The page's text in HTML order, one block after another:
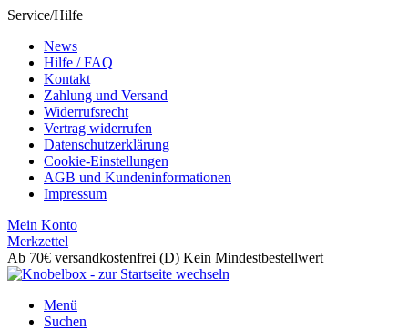
Service/Hilfe
News
Hilfe / FAQ
Kontakt
Zahlung und Versand
Widerrufsrecht
Vertrag widerrufen
Datenschutzerklärung
Cookie-Einstellungen
AGB und Kundeninformationen
Impressum
Mein Konto
Merkzettel
Ab 70€ versandkostenfrei (D) Kein Mindestbestellwert
Menü
Suchen